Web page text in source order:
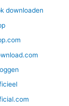
downloaden